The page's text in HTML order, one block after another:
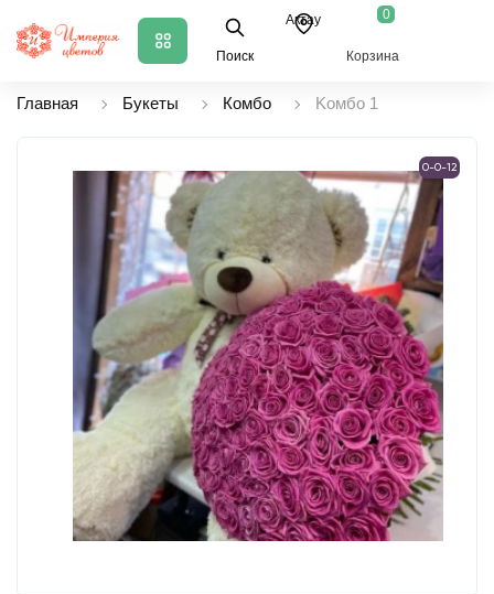
Поиск
Актау 0
Корзина
Главная Букеты Комбо Koмбo 1
0-0-12